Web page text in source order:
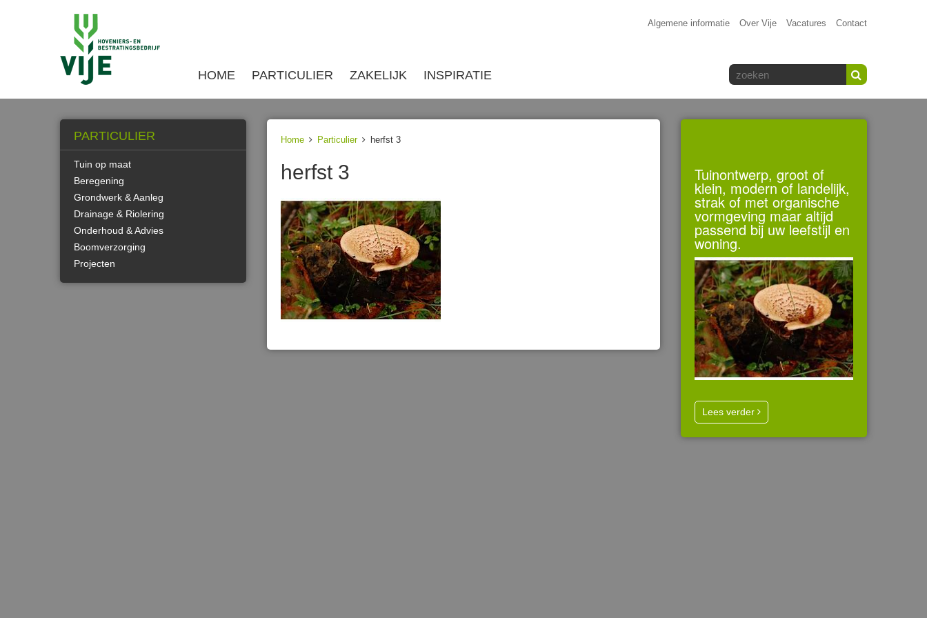
Algemene informatie Over Vije Vacatures Contact
HOME PARTICULIER ZAKELIJK INSPIRATIE
Home Particulier herfst 3
herfst 3
PARTICULIER
Tuin op maat
Beregening
Grondwerk & Aanleg
Drainage & Riolering
Onderhoud & Advies
Boomverzorging
Projecten
Tuinontwerp, groot of
klein, modern of landelijk,
strak of met organische
vormgeving maar altijd
passend bij uw leefstijl en
woning.
Lees verder